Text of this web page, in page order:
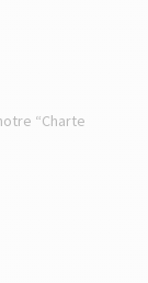
“Charte